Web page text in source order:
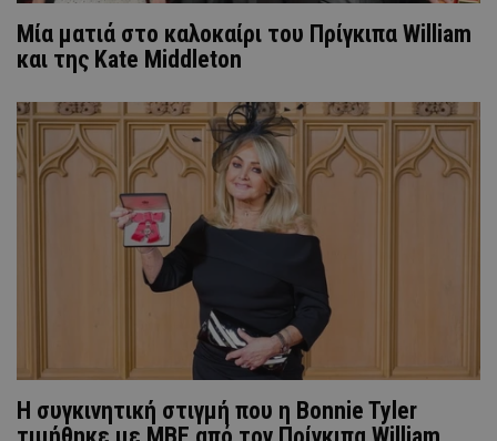
Μία ματιά στο καλοκαίρι του Πρίγκιπα William
και της Kate Middleton
Η συγκινητική στιγμή που η Bonnie Tyler